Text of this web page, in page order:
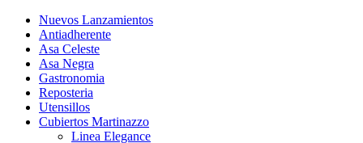
Nuevos Lanzamientos
Antiadherente
Asa Celeste
Asa Negra
Gastronomia
Reposteria
Utensillos
Cubiertos Martinazzo
Linea Elegance